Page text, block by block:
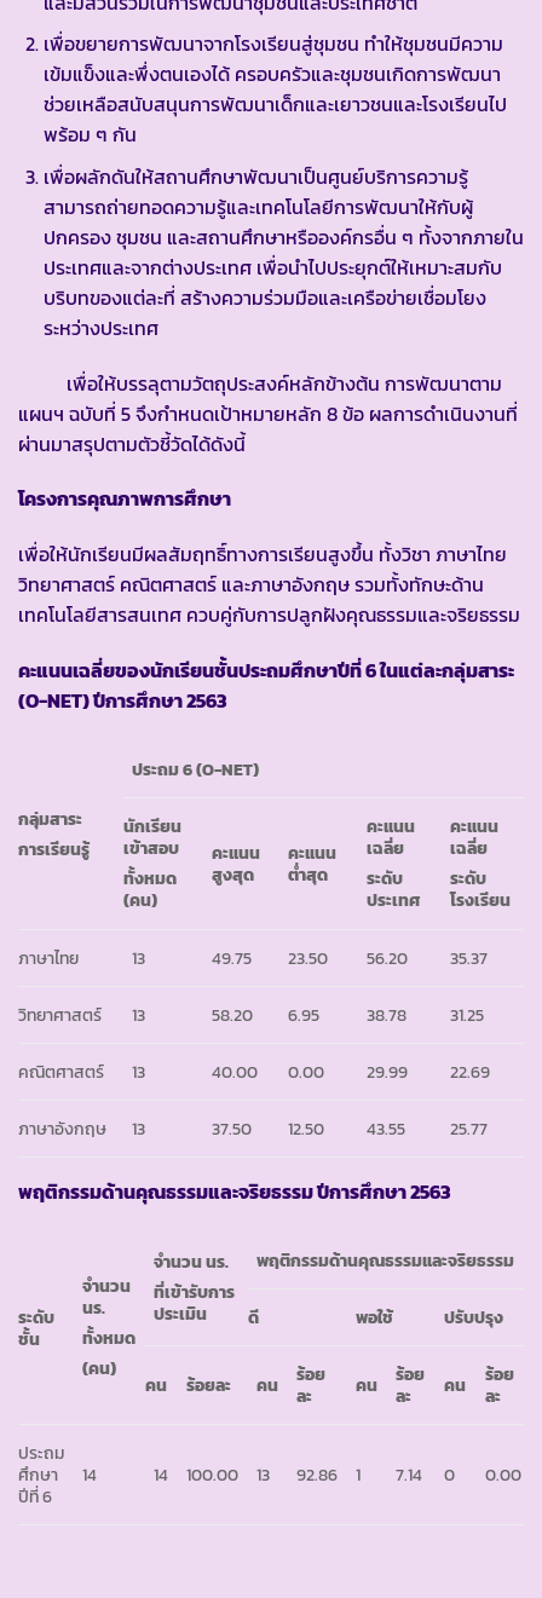
เพื่อขยายการพัฒนาจากโรงเรียนสู่ชุมชน ทำให้ชุมชนมีความ
เข้มแข็งและพึ่งตนเองได้ ครอบครัวและชุมชนเกิดการพัฒนา
ช่วยเหลือสนับสนุนการพัฒนาเด็กและเยาวชนและโรงเรียนไป
พร้อม ๆ กัน
เพื่อผลักดันให้สถานศึกษาพัฒนาเป็นศูนย์บริการความรู้
สามารถถ่ายทอดความรู้และเทคโนโลยีการพัฒนาให้กับผู้
ปกครอง ชุมชน และสถานศึกษาหรือองค์กรอื่น ๆ ทั้งจากภายใน
ประเทศและจากต่างประเทศ เพื่อนำไปประยุกต์ให้เหมาะสมกับ
บริบทของแต่ละที่ สร้างความร่วมมือและเครือข่ายเชื่อมโยง
ระหว่างประเทศ
เพื่อให้บรรลุตามวัตถุประสงค์หลักข้างต้น การพัฒนาตาม
แผนฯ ฉบับที่ 5 จึงกำหนดเป้าหมายหลัก 8 ข้อ ผลการดำเนินงานที่
ผ่านมาสรุปตามตัวชี้วัดได้ดังนี้
โครงการคุณภาพการศึกษา
เพื่อให้นักเรียนมีผลสัมฤทธิ์ทางการเรียนสูงขึ้น ทั้งวิชา ภาษาไทย
วิทยาศาสตร์ คณิตศาสตร์ และภาษาอังกฤษ รวมทั้งทักษะด้าน
เทคโนโลยีสารสนเทศ ควบคู่กับการปลูกฝังคุณธรรมและจริยธรรม
คะแนนเฉลี่ยของนักเรียนชั้นประถมศึกษาปีที่ 6ในแต่ละกลุ่มสาระ
(O-NET)ปีการศึกษา 2563
กลุ่มสาระ
การเรียนรู้
ประถม6 (O-NET)
นักเรียน
เข้าสอบ
ทั้งหมด
(คน)
คะแนน
สูงสุด
คะแนน
ต่ำสุด
คะแนน
เฉลี่ย
ระดับ
ประเทศ
คะแนน
เฉลี่ย
ระดับ
โรงเรียน
ภาษาไทย 13 49.75 23.50 56.20 35.37
วิทยาศาสตร์ 13 58.20 6.95 38.78 31.25
คณิตศาสตร์ 13 40.00 0.00 29.99 22.69
ภาษาอังกฤษ 13 37.50 12.50 43.55 25.77
พฤติกรรมด้านคุณธรรมและจริยธรรม ปีการศึกษา 2563
ระดับ
ชั้น
จำนวน
นร.
ทั้งหมด
(คน)
จำนวน นร.
ที่เข้ารับการ
ประเมิน
พฤติกรรมด้านคุณธรรมและจริยธรรม
ดี พอใช้ ปรับปรุง
คน ร้อยละ คน
ร้อย
ละ
คน
ร้อย
ละ
คน
ร้อย
ละ
ประถม
ศึกษา
ปีที่ 6
14 14 100.00 13 92.86 1 7.14 0 0.00